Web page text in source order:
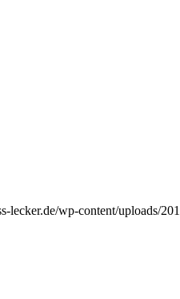
lecker.de/wp-content/uploads/